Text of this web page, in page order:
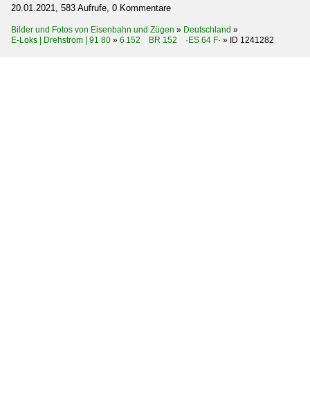
20.01.2021, 583 Aufrufe, 0 Kommentare
Bilder und Fotos von Eisenbahn und Zügen » Deutschland »
E-Loks | Drehstrom | 91 80 » 6 152 BR 152 ·ES 64 F· » ID 1241282